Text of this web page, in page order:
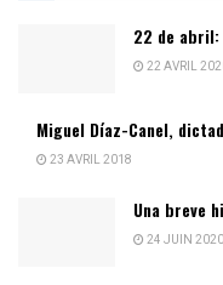
22 de
22 AVRIL
Miguel Díaz-Canel,
23 AVRIL 2018
Una breve
24 JUIN 2020